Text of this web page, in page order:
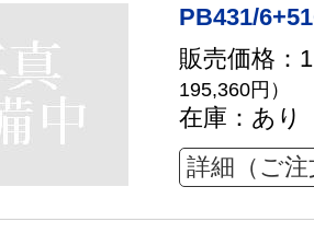
PB431/
販売価格：
195,360円）
在庫：あり
詳細（ご